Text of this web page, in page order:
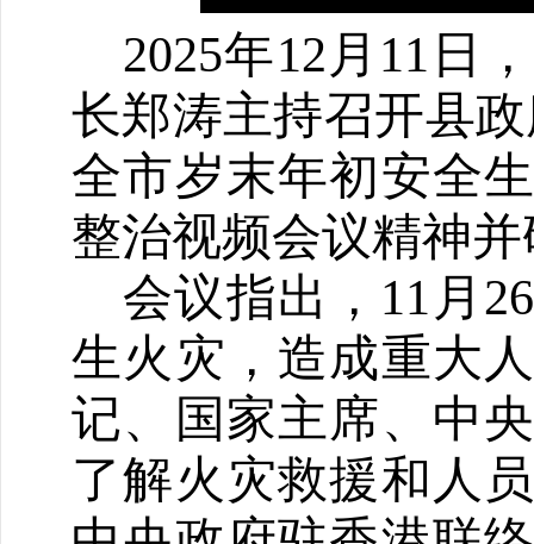
2025年12月11日
长郑涛主持召开县
全市岁末年初安全
整治视频会议精神
会议指出， 11月
生火灾，造成重大
记、国家主席、中
了解火灾救援和人